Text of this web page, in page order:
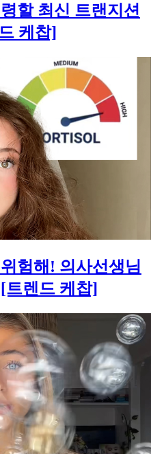
할 최신 트랜지션
케찹]
험해! 의사선생님
렌드 케찹]